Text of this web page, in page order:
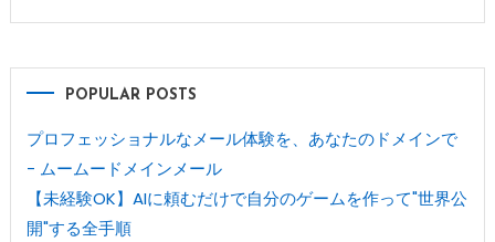
POPULAR POSTS
プロフェッショナルなメール体験を、あなたのドメインで
- ムームードメインメール
【未経験OK】AIに頼むだけで自分のゲームを作って"世界公
開"する全手順